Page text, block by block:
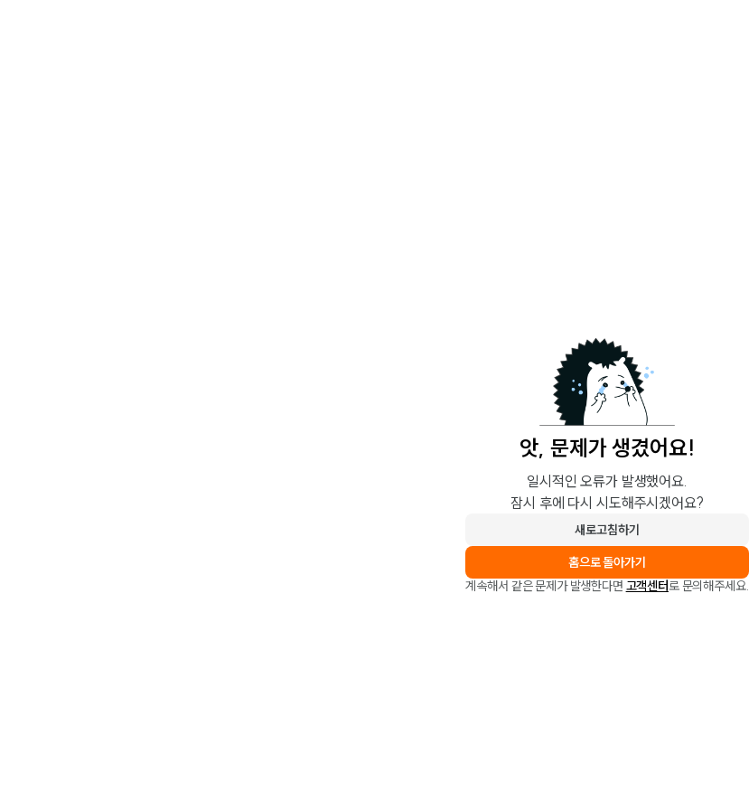
앗, 문제가 생겼어요!
일시적인 오류가 발생했어요.
잠시 후에 다시 시도해주시겠어요?
새로고침하기
홈으로 돌아가기
계속해서 같은 문제가 발생한다면 고객센터로 문의해주세요.